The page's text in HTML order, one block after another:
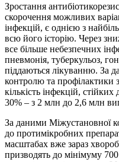
Зростання
скорочення можливих
інфекцій, є однією з
всю його історію. Через
все більше небезпечних
пневмонія, туберкульоз,
піддаються лікуванню. За
контролю та профілактики
кількість інфекцій,
30% – з 2 млн до 2,6 млн
За даними Міжустановної
до протимікробних
масштабах вже зараз
призводять до мінімуму